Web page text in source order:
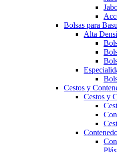
Bolsas para
Alta
Cestos y
Cestos y